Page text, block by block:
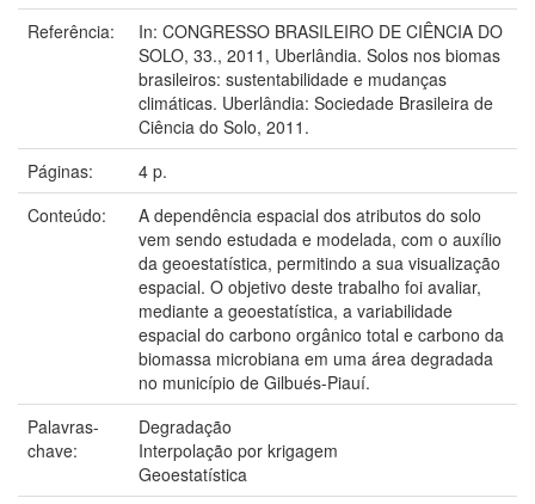
Referência:
In: CONGRESSO BRASILEIRO DE CIÊNCIA DO
SOLO, 33., 2011, Uberlândia. Solos nos biomas
brasileiros: sustentabilidade e mudanças
climáticas. Uberlândia: Sociedade Brasileira de
Ciência do Solo, 2011.
Páginas:
4 p.
Conteúdo:
A dependência espacial dos atributos do solo
vem sendo estudada e modelada, com o auxílio
da geoestatística, permitindo a sua visualização
espacial. O objetivo deste trabalho foi avaliar,
mediante a geoestatística, a variabilidade
espacial do carbono orgânico total e carbono da
biomassa microbiana em uma área degradada
no município de Gilbués-Piauí.
Palavras-
chave:
Degradação
Interpolação por krigagem
Geoestatística